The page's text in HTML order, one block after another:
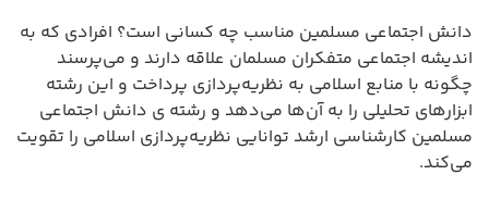
دانش اجتماعی مسلمین مناسب چه کسانی است؟ افرادی که به
اندیشه اجتماعی متفکران مسلمان علاقه دارند و می‌پرسند
چگونه با منابع اسلامی به نظریه‌پردازی پرداخت و این رشته
ابزارهای تحلیلی را به آن‌ها می‌دهد و رشته ی دانش اجتماعی
مسلمین کارشناسی ارشد توانایی نظریه‌پردازی اسلامی را تقویت
می‌کند.